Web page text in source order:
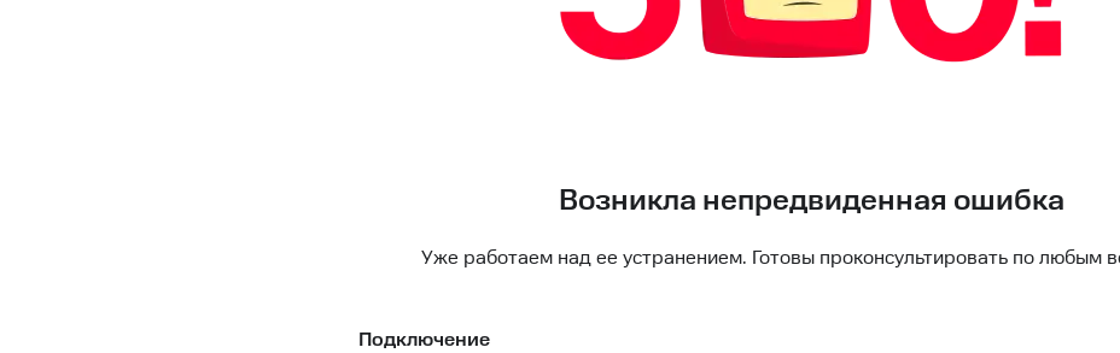
Возникла непредвиденная ошибка
Уже работаем над ее устранением. Готовы проконсультировать по любым
Подключение